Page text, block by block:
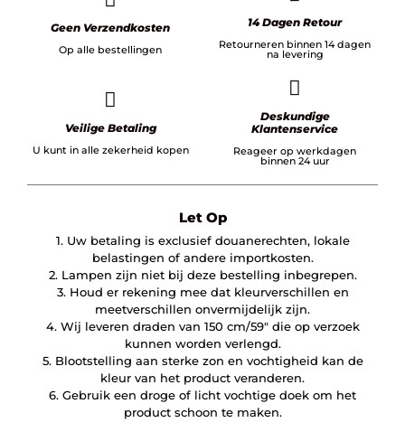
Geen Verzendkosten
Op alle bestellingen
14 Dagen Retour
Retourneren binnen 14 dagen
na levering
Veilige Betaling
U kunt in alle zekerheid kopen
Deskundige
Klantenservice
Reageer op werkdagen
binnen 24 uur
Let Op
1. Uw betaling is exclusief douanerechten, lokale
belastingen of andere importkosten.
2. Lampen zijn niet bij deze bestelling inbegrepen.
3. Houd er rekening mee dat kleurverschillen en
meetverschillen onvermijdelijk zijn.
4. Wij leveren draden van 150 cm/59″ die op verzoek
kunnen worden verlengd.
5. Blootstelling aan sterke zon en vochtigheid kan de
kleur van het product veranderen.
6. Gebruik een droge of licht vochtige doek om het
product schoon te maken.